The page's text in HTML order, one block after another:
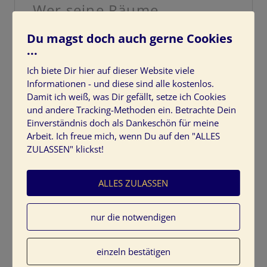
Wer seine Räume
professionell planen lässt,
erreicht mit Farbe und
Licht mehr Wirkung.
CLICK TO TWEET
Lesen Sie auch:
Was gehört zu einem Farbkonzept
Polaritätenprofil zur Kundenbefragung
Wissen, wie es einfach funktioniert:
23/08/2012 vonFarbenergie Tine
Kocourek
Farbgestaltung + Farbkonzepte
Schlagworte:Farbtöne,Kunden,Kundenberatung,
Material.
Du magst doch auch gerne Cookies
...
Ich biete Dir hier auf dieser Website viele
Informationen - und diese sind alle kostenlos.
Damit ich weiß, was Dir gefällt, setze ich Cookies
und andere Tracking-Methoden ein. Betrachte Dein
Einverständnis doch als Dankeschön für meine
Arbeit. Ich freue mich, wenn Du auf den "ALLES
ZULASSEN" klickst!
ALLES ZULASSEN
nur die notwendigen
einzeln bestätigen